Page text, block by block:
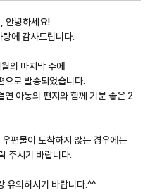
안녕하세요!
에 감사드립니다.
의 마지막 주에
으로 발송되었습니다.
연 아동의 편지와 함께 기분 좋은 2
편물이 도착하지 않는 경우에는
시기 바랍니다.
유의하시기 바랍니다.^^